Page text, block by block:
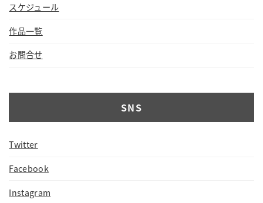
スケジュール
作品一覧
お問合せ
SNS
Twitter
Facebook
Instagram